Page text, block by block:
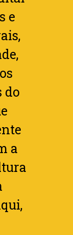
e
do
a